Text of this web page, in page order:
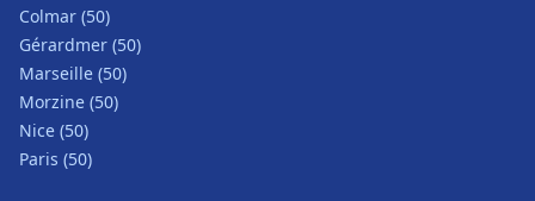
Colmar (50)
Gérardmer (50)
Marseille (50)
Morzine (50)
Nice (50)
Paris (50)